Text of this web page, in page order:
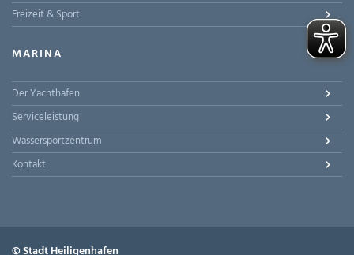
Freizeit & Sport
MARINA
Der Yachthafen
Serviceleistung
Wassersportzentrum
Kontakt